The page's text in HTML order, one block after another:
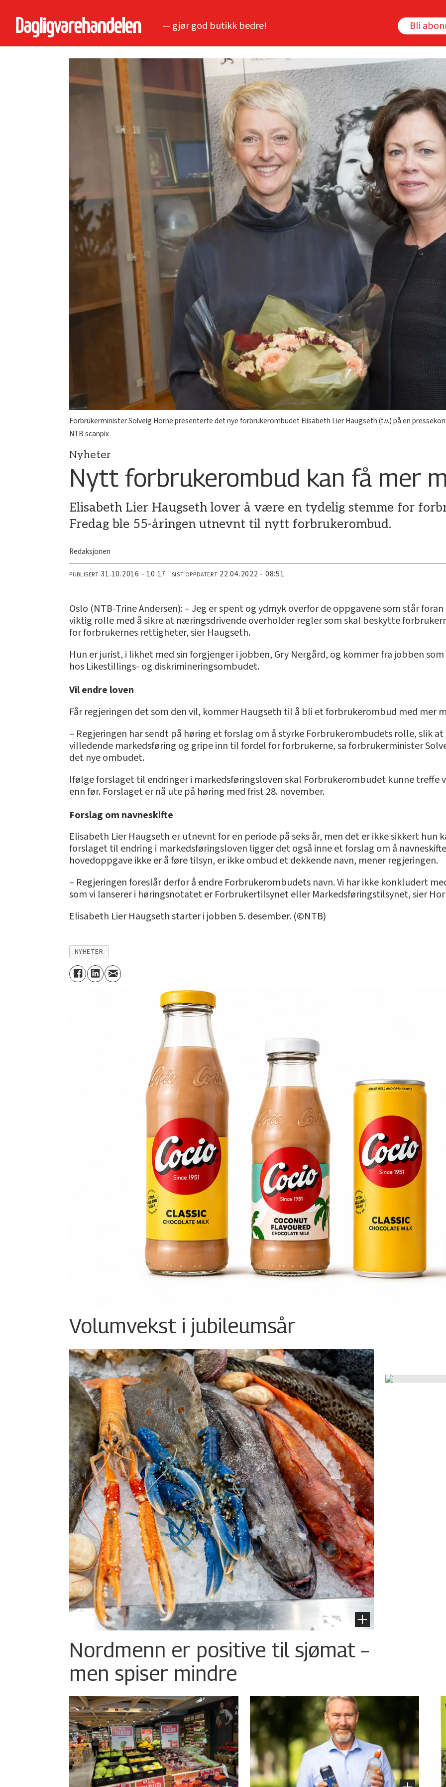
— gjør god butikk bedre! Bli
Forbrukerminister Solveig Horne presenterte det nye forbrukerombudet Elisabeth Lier Haugseth (t.v.) på en
NTB scanpix
Nyheter
Nytt forbrukerombud kan få mer
Elisabeth Lier Haugseth lover å være en tydelig stemme for
Fredag ble 55-åringen utnevnt til nytt forbrukerombud.
Redaksjonen
PUBLISERT 31.10.2016 - 10:17 SIST OPPDATERT 22.04.2022 - 08:51
Oslo (NTB-Trine Andersen): – Jeg er spent og ydmyk overfor de oppgavene som står
viktig rolle med å sikre at næringsdrivende overholder regler som skal beskytte
for forbrukernes rettigheter, sier Haugseth.
Hun er jurist, i likhet med sin forgjenger i jobben, Gry Nergård, og kommer fra jobben
hos Likestillings- og diskrimineringsombudet.
Vil endre loven
Får regjeringen det som den vil, kommer Haugseth til å bli et forbrukerombud med mer
– Regjeringen har sendt på høring et forslag om å styrke Forbrukerombudets rolle, slik
villedende markedsføring og gripe inn til fordel for forbrukerne, sa forbrukerminister
det nye ombudet.
Ifølge forslaget til endringer i markedsføringsloven skal Forbrukerombudet kunne treffe
enn før. Forslaget er nå ute på høring med frist 28. november.
Forslag om navneskifte
Elisabeth Lier Haugseth er utnevnt for en periode på seks år, men det er ikke sikkert hun
forslaget til endring i markedsføringsloven ligger det også inne et forslag om å
hovedoppgave ikke er å føre tilsyn, er ikke ombud et dekkende navn, mener regjeringen.
– Regjeringen foreslår derfor å endre Forbrukerombudets navn. Vi har ikke konkludert
som vi lanserer i høringsnotatet er Forbrukertilsynet eller Markedsføringstilsynet, sier
Elisabeth Lier Haugseth starter i jobben 5. desember. (©NTB)
NYHETER
Volumvekst i jubileumsår
Nordmenn er positive til sjømat –
men spiser mindre